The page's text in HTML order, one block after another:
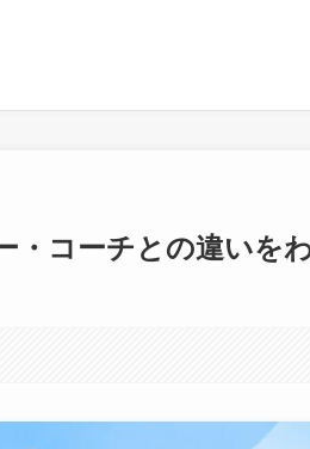
・コーチとの違いを